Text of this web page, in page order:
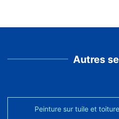
Autres
Peinture sur tuile et